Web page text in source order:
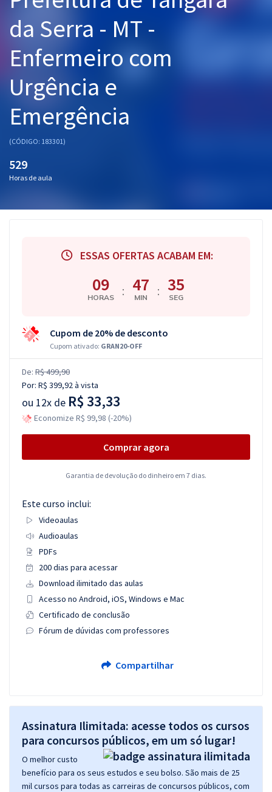
Graduação
OAB
Mentorias
Questões grátis
Blog
da Serra - MT -
Enfermeiro com
Urgência e
Emergência
(CÓDIGO: 183301)
529
Horas de aula
ESSAS OFERTAS ACABAM EM:
09
HORAS : 47
MIN : 35
SEG
Cupom de 20% de desconto
Cupom ativado: GRAN20-OFF
De: R$ 499,90
Por: R$ 399,92à vista
ou 12x de R$ 33,33
Economize R$ 99,98 (-20%)
Comprar agora
Garantia de devolução do dinheiro em 7 dias.
Este curso inclui:
Videoaulas
Audioaulas
PDFs
200 dias para acessar
Download ilimitado das aulas
Acesso no Android, iOS, Windows e Mac
Certificado de conclusão
Fórum de dúvidas com professores
Compartilhar
Assinatura Ilimitada: acesse todos os cursos
para concursos públicos, em um só lugar!
O melhor custo
benefício para os seus estudos e seu bolso. São mais de 25
mil cursos para todas as carreiras de concursos públicos, com